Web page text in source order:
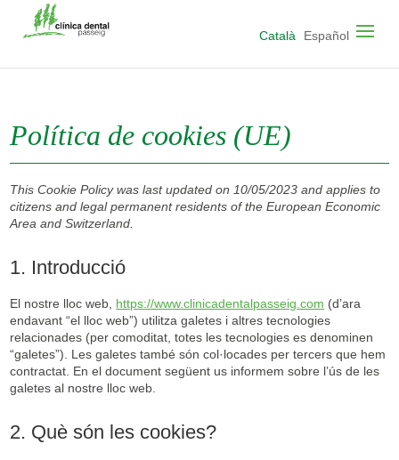
Català Español
Política de cookies (UE)
This Cookie Policy was last updated on 10/05/2023 and applies to
citizens and legal permanent residents of the European Economic
Area and Switzerland.
1. Introducció
El nostre lloc web, https://www.clinicadentalpasseig.com (d’ara
endavant “el lloc web”) utilitza galetes i altres tecnologies
relacionades (per comoditat, totes les tecnologies es denominen
“galetes”). Les galetes també són col·locades per tercers que hem
contractat. En el document següent us informem sobre l’ús de les
galetes al nostre lloc web.
2. Què són les cookies?